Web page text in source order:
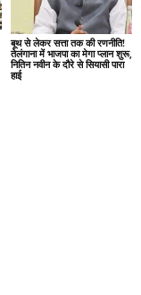
बूथ से लेकर सत्ता तक की रणनीति!
तेलंगाना में भाजपा का मेगा प्लान शुरू,
नितिन नवीन के दौरे से सियासी पारा
हाई